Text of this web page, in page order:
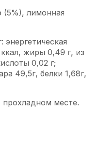
(5%), лимонная
жиры 0,49 г, из
0,02 г;
49,5г, белки 1,68г,
месте.